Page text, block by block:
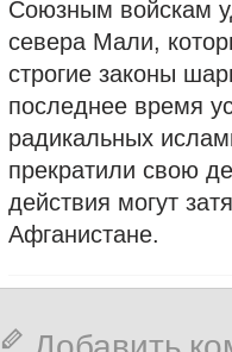
Союзным войскам
севера Мали,
строгие законы
последнее время
радикальных
прекратили свою
действия могут
Афганистане.